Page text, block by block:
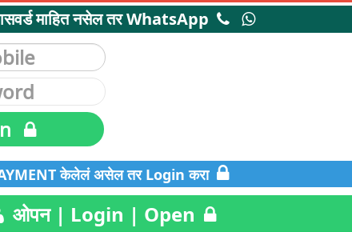
माहित नसेल तर WhatsApp
केलेलं असेल तर Login करा
ओपन | Login | Open